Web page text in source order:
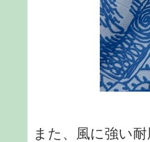
また、風に強い